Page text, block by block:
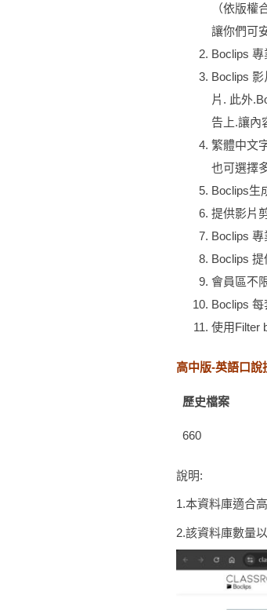
（依版
讓你們可
Boclips
Boclips
片. 此外
告上.讓內
繁體中文
也可選擇
Boclips生
提供影片
Boclips
Boclips
會員區不
Boclips
使用Filter
高中版-英語口說
歷史檔案
660
說明:
1.本資料庫適合
2.該資料庫數量